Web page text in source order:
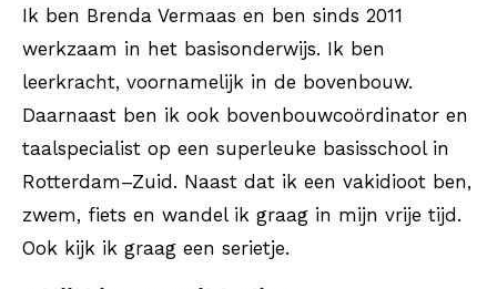
Ik ben Brenda Vermaas en ben sinds 2011
werkzaam in het basisonderwijs. Ik ben
leerkracht, voornamelijk in de bovenbouw.
Daarnaast ben ik ook bovenbouwcoördinator en
taalspecialist op een superleuke basisschool in
Rotterdam–Zuid. Naast dat ik een vakidioot ben,
zwem, fiets en wandel ik graag in mijn vrije tijd.
Ook kijk ik graag een serietje.